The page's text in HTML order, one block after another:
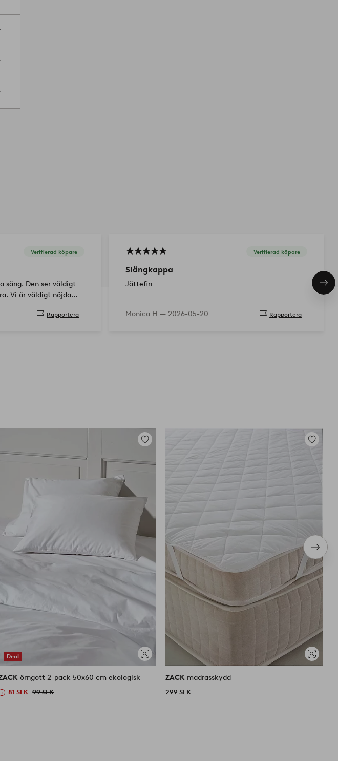
Verifierad köpare
säng. Den ser väldigt
Vi är väldigt nöjda
Rapportera
Verifierad köpare
Slängkappa
Jättefin
Monica H — 2026-05-20 Rapportera
Deal
Visa
liknande
Lägg
i
favoriter
örngott 2-pack 50x60 cm ekologisk
81 SEK 99 SEK
Visa
liknande
Lägg
ZACK madrasskydd
299 SEK
Nästa